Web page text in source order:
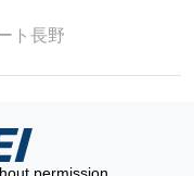
ト長野
permission.